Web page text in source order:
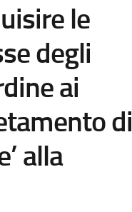
le
degli
ai
di
alla